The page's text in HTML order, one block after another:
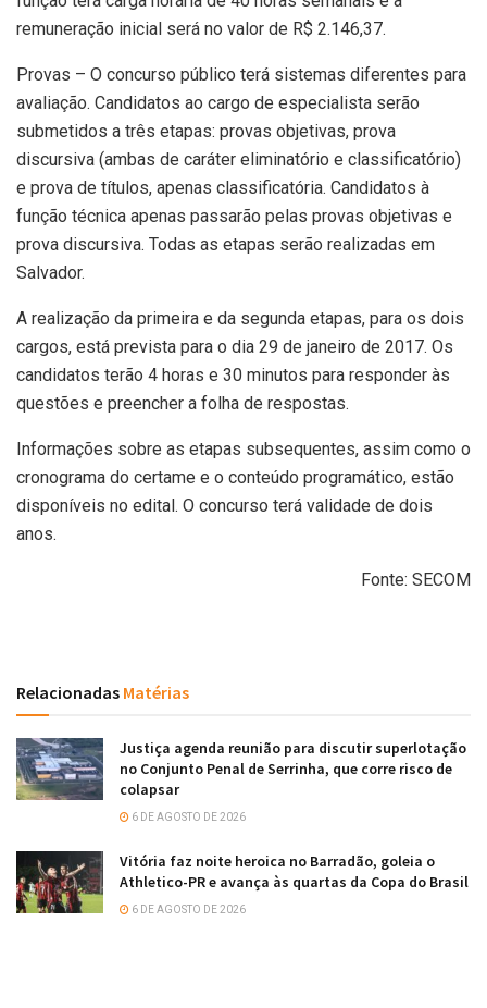
remuneração inicial será no valor de R$ 2.146,37.
Provas – O concurso público terá sistemas diferentes para
avaliação. Candidatos ao cargo de especialista serão
submetidos a três etapas: provas objetivas, prova
discursiva (ambas de caráter eliminatório e classificatório)
e prova de títulos, apenas classificatória. Candidatos à
função técnica apenas passarão pelas provas objetivas e
prova discursiva. Todas as etapas serão realizadas em
Salvador.
A realização da primeira e da segunda etapas, para os dois
cargos, está prevista para o dia 29 de janeiro de 2017. Os
candidatos terão 4 horas e 30 minutos para responder às
questões e preencher a folha de respostas.
Informações sobre as etapas subsequentes, assim como o
cronograma do certame e o conteúdo programático, estão
disponíveis no edital. O concurso terá validade de dois
anos.
Fonte: SECOM
Relacionadas Matérias
Justiça agenda reunião para discutir superlotação
no Conjunto Penal de Serrinha, que corre risco de
colapsar
6 DE AGOSTO DE 2026
Vitória faz noite heroica no Barradão, goleia o
Athletico-PR e avança às quartas da Copa do Brasil
6 DE AGOSTO DE 2026